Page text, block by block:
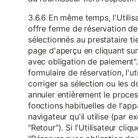
3.6.6 En même temps,
offre ferme de réservation
sélectionnés au prestataire
page d'aperçu en cliquant
avec obligation de
formulaire de réservation,
corriger sa sélection ou les
annuler entièrement le
fonctions habituelles de
navigateur qu'il utilise (par
"Retour"). Si l'Utilisateur